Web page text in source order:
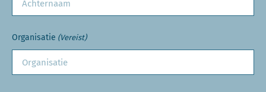
Organisatie (Vereist)